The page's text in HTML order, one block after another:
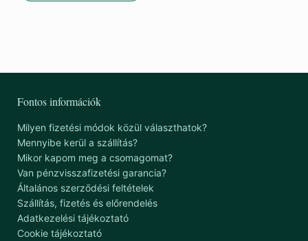
Fontos információk
Milyen fizetési módok közül választhatok?
Mennyibe kerül a szállítás?
Mikor kapom meg a csomagomat?
Van pénzvisszafizetési garancia?
Általános szerződési feltételek
Szállítás, fizetés és előrendelés
Adatkezelési tájékoztató
Cookie tájékoztató